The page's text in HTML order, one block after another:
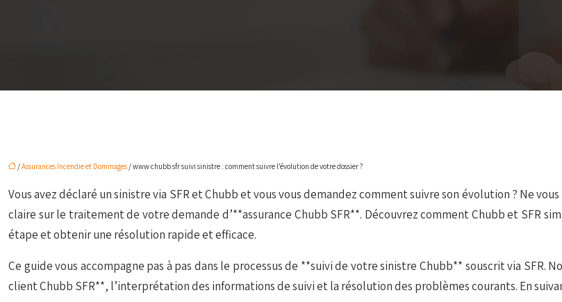
/Assurances Incendie et Dommages / www chubb sfr suivi sinistre : comment suivre l’évolution de votre dossier ?
Vous avez déclaré un sinistre via SFR et Chubb et vous vous demandez comment suivre son évolution ? Ne
claire sur le traitement de votre demande d’**assurance Chubb SFR**. Découvrez comment Chubb et SFR
étape et obtenir une résolution rapide et efficace.
Ce guide vous accompagne pas à pas dans le processus de **suivi de votre sinistre Chubb** souscrit via SFR.
client Chubb SFR**, l’interprétation des informations de suivi et la résolution des problèmes courants. En